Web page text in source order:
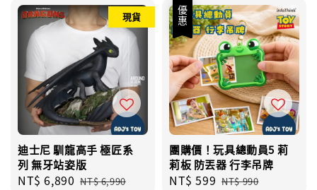
現貨
迪士尼 馴龍高手 極匠系
列 無牙站姿版
Sale
NT$ 6,890 Regular
NT$ 6,990
優惠
團購價！玩具總動員5 莉
莉板 防丟器 行李吊牌
Sale
NT$ 599 Regular
NT$ 990